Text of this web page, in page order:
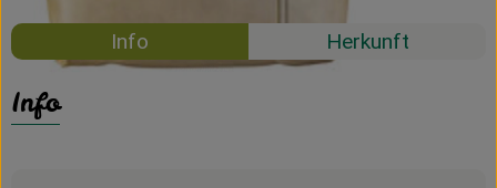
Info Herkunft
Info